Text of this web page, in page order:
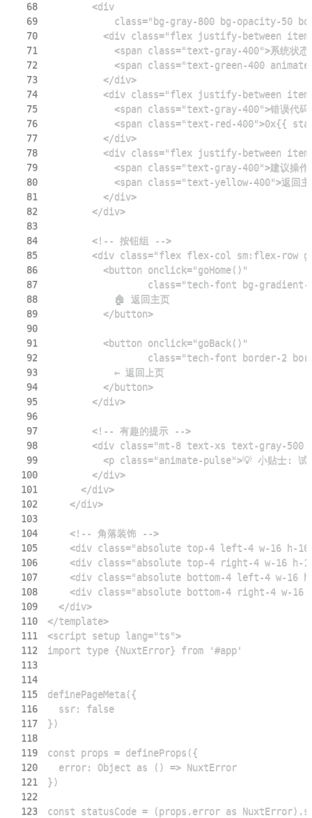
68
        <div
69
70
71
72
73
          </div>
74
75
76
77
          </div>
78
79
80
81
          </div>
82
        </div>
83
84
        <!-- 按钮组 -->
85
86
87
88
            🏠 返回主页
89
          </button>
90
91
92
93
            ← 返回上页
94
          </button>
95
        </div>
96
97
        <!-- 有趣的提示 -->
98
99
100
        </div>
101
      </div>
102
    </div>
103
104
    <!-- 角落装饰 -->
105
106
107
108
109
  </div>
110
</template>
111
<script setup lang="ts">
112
113
114
115
116
  ssr: false
117
118
119
120
  error: Object as () => NuxtError
121
122
123